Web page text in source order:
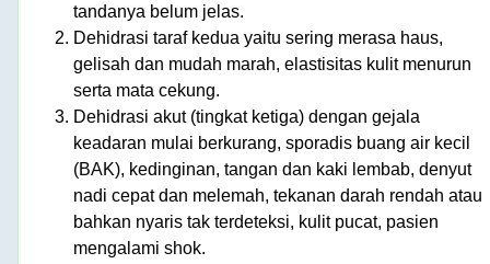
tandanya belum jelas.
Dehidrasi taraf kedua yaitu sering merasa haus,
gelisah dan mudah marah, elastisitas kulit menurun
serta mata cekung.
Dehidrasi akut (tingkat ketiga) dengan gejala
keadaran mulai berkurang, sporadis buang air kecil
(BAK), kedinginan, tangan dan kaki lembab, denyut
nadi cepat dan melemah, tekanan darah rendah atau
bahkan nyaris tak terdeteksi, kulit pucat, pasien
mengalami shok.